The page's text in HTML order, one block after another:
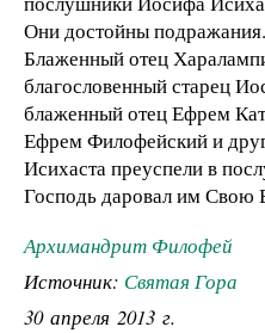
Они достойны подражания.
Блаженный отец
благословенный старец
блаженный отец Ефрем
Ефрем Филофейский и
Исихаста преуспели в
Господь даровал им Свою
Архимандрит Филофей
Источник: Святая Гора
30 апреля 2013 г.